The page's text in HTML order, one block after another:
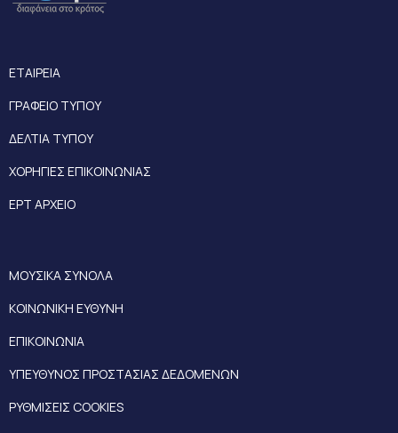
ΕΤΑΙΡΕΙΑ
ΓΡΑΦΕΙΟ ΤΥΠΟΥ
ΔΕΛΤΙΑ ΤΥΠΟΥ
ΧΟΡΗΓΙΕΣ ΕΠΙΚΟΙΝΩΝΙΑΣ
ΕΡΤ ΑΡΧΕΙΟ
ΜΟΥΣΙΚΑ ΣΥΝΟΛΑ
ΚΟΙΝΩΝΙΚΗ ΕΥΘΥΝΗ
ΕΠΙΚΟΙΝΩΝΙΑ
ΥΠΕΥΘΥΝΟΣ ΠΡΟΣΤΑΣΙΑΣ ΔΕΔΟΜΕΝΩΝ
ΡΥΘΜΙΣΕΙΣ COOKIES